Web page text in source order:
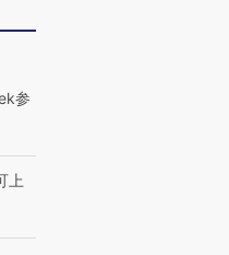
参
上